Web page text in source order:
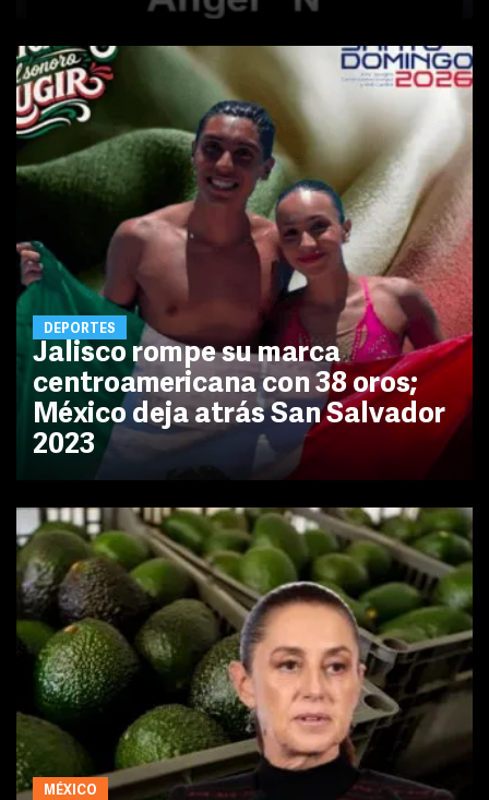
DEPORTES
Jalisco rompe su marca
centroamericana con 38 oros;
México deja atrás San Salvador
2023
MÉXICO